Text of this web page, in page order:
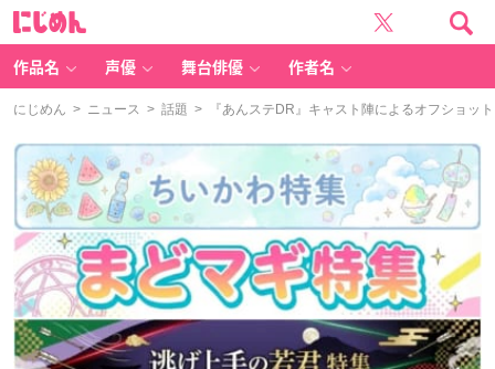
作品名 声優 舞台俳優 作者名
にじめん > ニュース > 話題 > 『あんステDR』キャスト陣によるオフショッ